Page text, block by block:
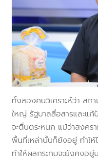
ทั้งสองคนวิเคราะห์ว่า ส
ใหญ่ รัฐบาลสื่อสารและแก้
จะตื่นตระหนก แม้ว่าสงคร
พื้นที่เหล่านั้นก็ยังอยู่ ทำให้
ทำให้ผลกระทบจะยังคงอยู่